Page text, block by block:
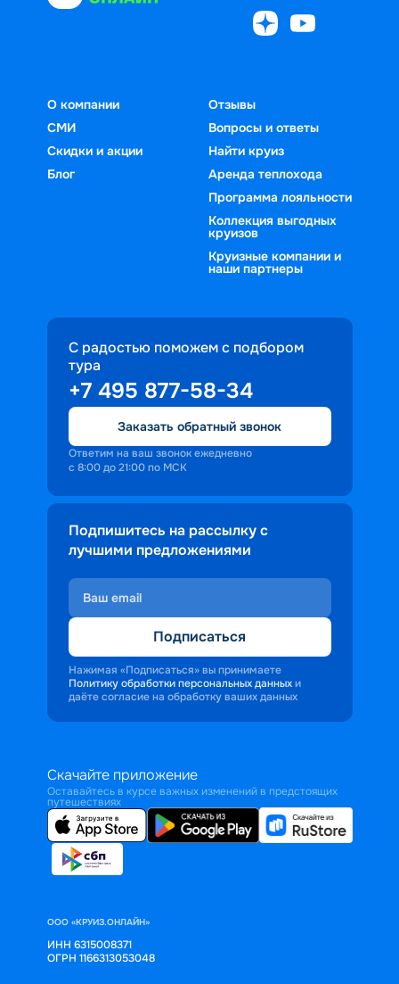
О компании
СМИ
Скидки и акции
Блог
Отзывы
Вопросы и ответы
Найти круиз
Аренда теплохода
Программа лояльности
Коллекция выгодных
круизов
Круизные компании и
наши партнеры
С радостью поможем с подбором
тура
+7 495 877-58-34
Заказать обратный звонок
Ответим на ваш звонок ежедневно
с 8:00 до 21:00 по МСК
Подпишитесь на рассылку с
лучшими предложениями
Подписаться
Нажимая «Подписаться» вы принимаете
Политику обработки персональных данных и
даёте согласие на обработку ваших данных
Скачайте приложение
Оставайтесь в курсе важных изменений в предстоящих
путешествиях
ООО «КРУИЗ.ОНЛАЙН»
ИНН 6315008371
ОГРН 1166313053048